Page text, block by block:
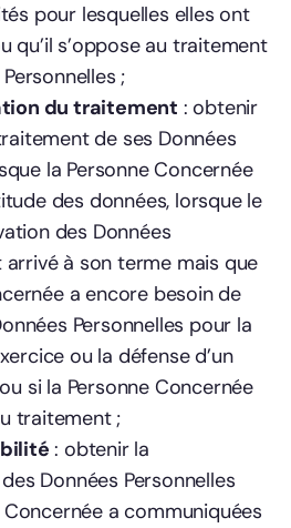
pour lesquelles elles ont
qu’il s’oppose au traitement
;
du traitement : obtenir
de ses Données
la Personne Concernée
des données, lorsque le
des Données
arrivé à son terme mais que
a encore besoin de
Personnelles pour la
ou la défense d’un
si la Personne Concernée
traitement ;
: obtenir la
Données Personnelles
Concernée a communiquées